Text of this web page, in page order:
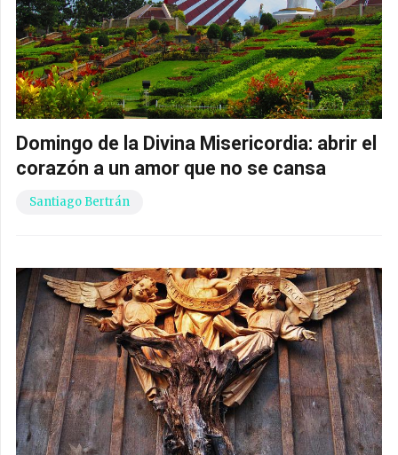
Domingo de la Divina Misericordia: abrir el
corazón a un amor que no se cansa
Santiago Bertrán